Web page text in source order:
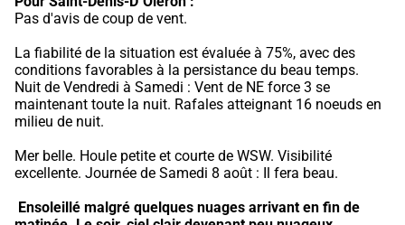
Pas d'avis de coup de vent.
La fiabilité de la situation est évaluée à 75%, avec des
conditions favorables à la persistance du beau temps.
Nuit de Vendredi à Samedi : Vent de NE force 3 se
maintenant toute la nuit. Rafales atteignant 16 noeuds en
milieu de nuit.
Mer belle. Houle petite et courte de WSW. Visibilité
excellente. Journée de Samedi 8 août : Il fera beau.
Ensoleillé malgré quelques nuages arrivant en fin de